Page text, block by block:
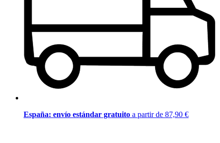
España: envío estándar gratuito a partir de 87,90 €